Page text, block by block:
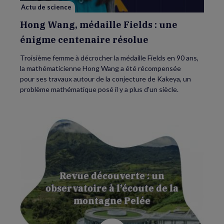
Actu de science
Hong Wang, médaille Fields : une
énigme centenaire résolue
Troisième femme à décrocher la médaille Fields en 90 ans,
la mathématicienne Hong Wang a été récompensée
pour ses travaux autour de la conjecture de Kakeya, un
problème mathématique posé il y a plus d'un siècle.
Revue découverte : un
observatoire à l’écoute de la
montagne Pelée